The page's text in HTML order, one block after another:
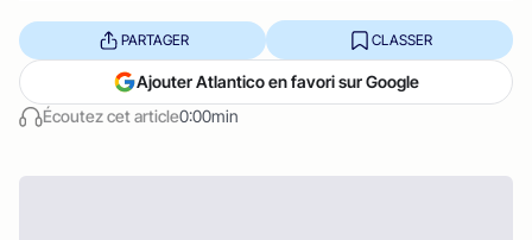
Écoutez cet article0:00min
PARTAGER CLASSER
Ajouter Atlantico en favori sur Google